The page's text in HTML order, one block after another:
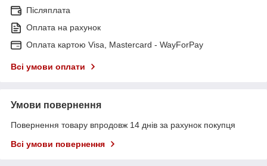
Післяплата
Оплата на рахунок
Оплата картою Visa, Mastercard - WayForPay
Всі умови оплати
Умови повернення
Повернення товару впродовж 14 днів за рахунок покупця
Всі умови повернення